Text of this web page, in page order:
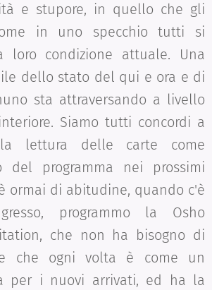
e stupore, in quello che gli
in uno specchio tutti si
loro condizione attuale. Una
dello stato del qui e ora e di
sta attraversando a livello
Siamo tutti concordi a
lettura delle carte come
del programma nei prossimi
ormai di abitudine, quando c'è
programmo la Osho
che non ha bisogno di
e che ogni volta è come un
per i nuovi arrivati, ed ha la